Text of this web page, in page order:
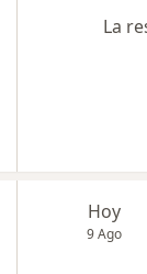
La
Hoy
9 Ago